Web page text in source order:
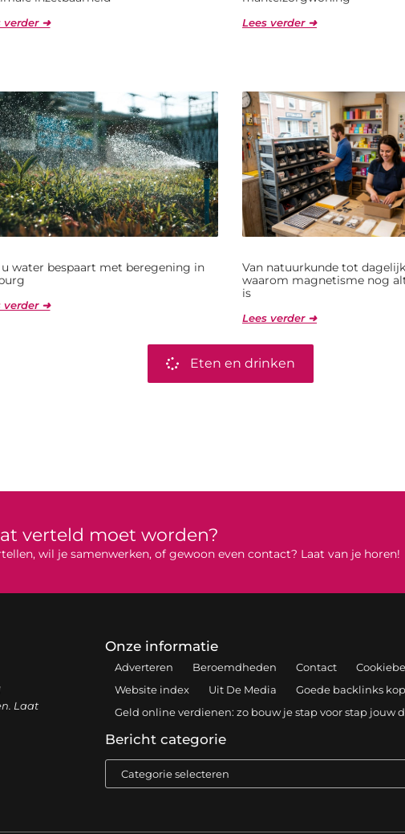
verder ➜ Lees verder ➜
u water bespaart met beregening in
verder ➜
Van natuurkunde tot
waarom magnetisme nog
is
Lees verder ➜
Eten en drinken
verteld moet worden?
wil je samenwerken, of gewoon even contact? Laat van je horen!
Laat
Onze informatie
Adverteren Beroemdheden Contact
Website index
Uit De Media
Goede backlinks
Geld online verdienen: zo bouw je stap voor stap jouw
Bericht categorie